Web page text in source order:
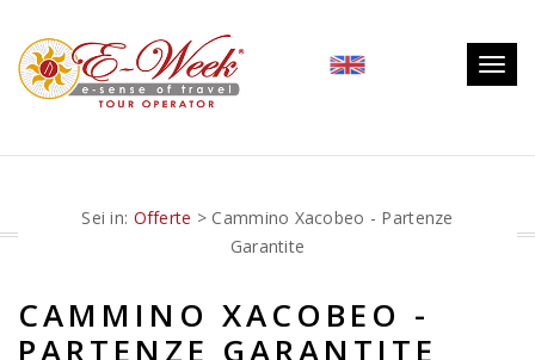
Sei in: Offerte > Cammino Xacobeo - Partenze
Garantite
CAMMINO XACOBEO -
PARTENZE GARANTITE